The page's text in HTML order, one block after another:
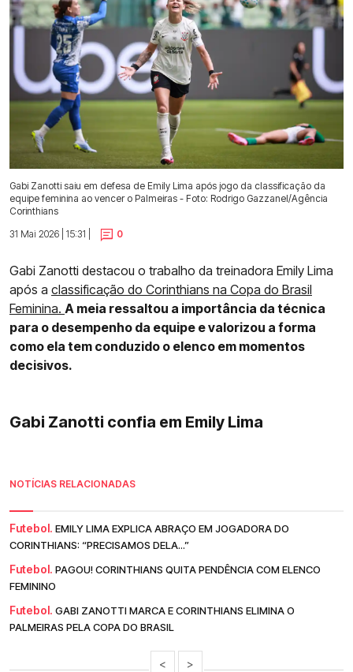
Gabi Zanotti saiu em defesa de Emily Lima após jogo da classificação da
equipe feminina ao vencer o Palmeiras - Foto: Rodrigo Gazzanel/Agência
Corinthians
31 Mai 2026 | 15:31 |
0
Gabi Zanotti destacou o trabalho da treinadora Emily Lima
após a classificação do Corinthians na Copa do Brasil
Feminina. A meia ressaltou a importância da técnica
para o desempenho da equipe e valorizou a forma
como ela tem conduzido o elenco em momentos
decisivos.
Gabi Zanotti confia em Emily Lima
NOTÍCIAS RELACIONADAS
Futebol. EMILY LIMA EXPLICA ABRAÇO EM JOGADORA DO
CORINTHIANS: “PRECISAMOS DELA...”
Futebol. PAGOU! CORINTHIANS QUITA PENDÊNCIA COM ELENCO
FEMININO
Futebol. GABI ZANOTTI MARCA E CORINTHIANS ELIMINA O
PALMEIRAS PELA COPA DO BRASIL
< >